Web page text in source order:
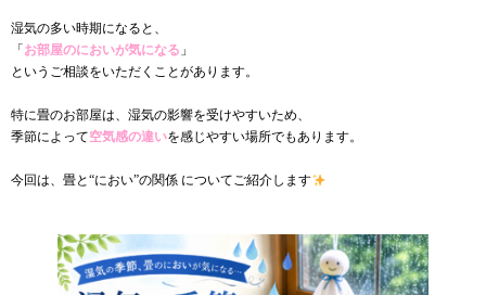
湿気の多い時期になると、
「 お部屋のにおいが気になる 」
というご相談をいただくことがあります。
特に畳のお部屋は、湿気の影響を受けやすいため、
季節によって空気感の違いを感じやすい場所でもあります。
今回は、畳と“におい”の関係 についてご紹介します